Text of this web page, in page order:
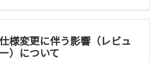
様変更に伴う影響（レビュ
）について